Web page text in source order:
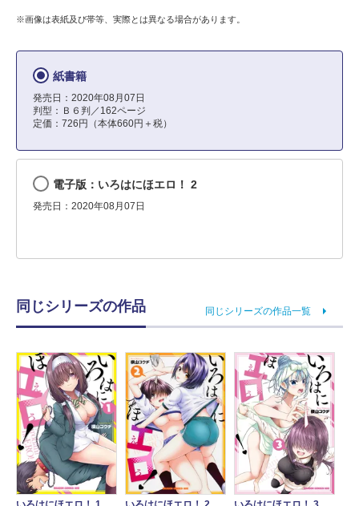
※画像は表紙及び帯等、実際とは異なる場合があります。
紙書籍
発売日：2020年08月07日
判型：Ｂ６判／162ページ
定価：726円（本体660円＋税）
電子版：いろはにほエロ！ 2
発売日：2020年08月07日
同じシリーズの作品 同じシリーズの作品一覧